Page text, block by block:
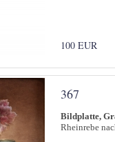
100 EUR
367
Bildplatte,
Rheinrebe